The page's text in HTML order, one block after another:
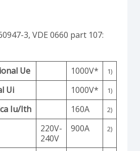
3, VDE 0660 part 107:
Ue 1000V* 1)
Ui 1000V* 1)
Iu/Ith 160A 2)
220V-
240V
900A 2)